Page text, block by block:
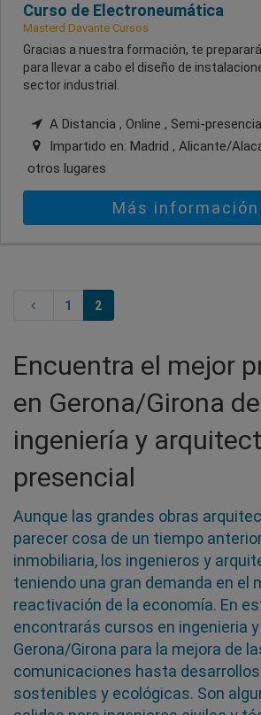
Curso de Electroneumática
Masterd Davante Cursos
Gracias a nuestra formación, te
para llevar a cabo el diseño de
sector industrial.
A Distancia , Online , Semi-presencial
Impartido en: Madrid , Alicante/
otros lugares
Más información
1 2
Encuentra el mejor
en Gerona/Girona
ingeniería y
presencial
Aunque las grandes obras
parecer cosa de un tiempo
inmobiliaria, los ingenieros y
teniendo una gran demanda en el
reactivación de la economía. En
encontrarás cursos en ingenieria
Gerona/Girona para la mejora de
comunicaciones hasta
sostenibles y ecológicas. Son